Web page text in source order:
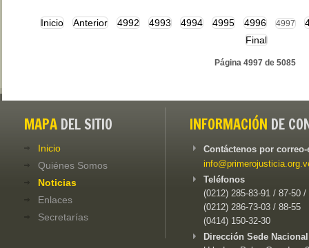
Inicio Anterior 4992 4993 4994 4995 4996 4997
Final
Página 4997 de 5085
MAPA DEL SITIO
Inicio
Quiénes Somos
Noticias
Enlaces
Secretarías
INFORMACIÓN DE
Contáctenos por
Teléfonos
(0212) 285-83-91 / 87-50 /
(0212) 286-73-03 / 88-55
(0414) 150-32-30
Dirección Sede